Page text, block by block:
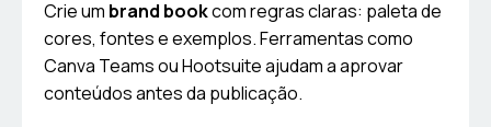
Crie um brand bookcom regras claras: paleta de
cores, fontes e exemplos. Ferramentas como
Canva Teams ou Hootsuite ajudam a aprovar
conteúdos antes da publicação.